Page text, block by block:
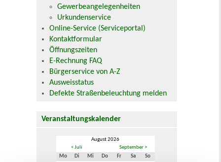
Gewerbeangelegenheiten
Urkundenservice
Online-Service (Serviceportal)
Kontaktformular
Öffnungszeiten
E-Rechnung FAQ
Bürgerservice von A-Z
Ausweisstatus
Defekte Straßenbeleuchtung melden
Veranstaltungskalender
August 2026
< Juli
September >
Mo
Di Mi Do Fr Sa
So